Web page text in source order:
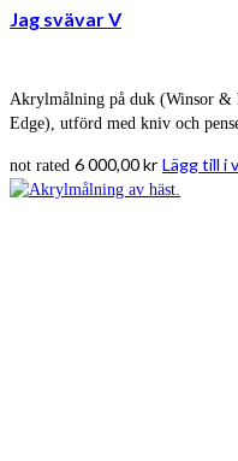
Jag svävar V
Akrylmålning på duk (Winsor &
Edge), utförd med kniv och
not rated 6 000,00kr Lägg till i